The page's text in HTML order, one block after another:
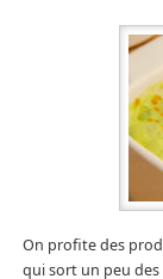
On profite des
qui sort un peu des